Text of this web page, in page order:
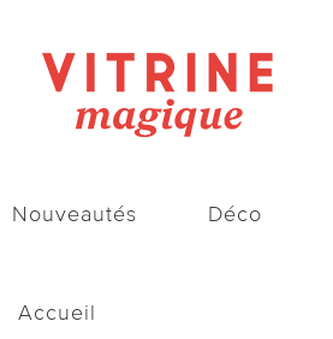
Nouveautés Déco
Accueil